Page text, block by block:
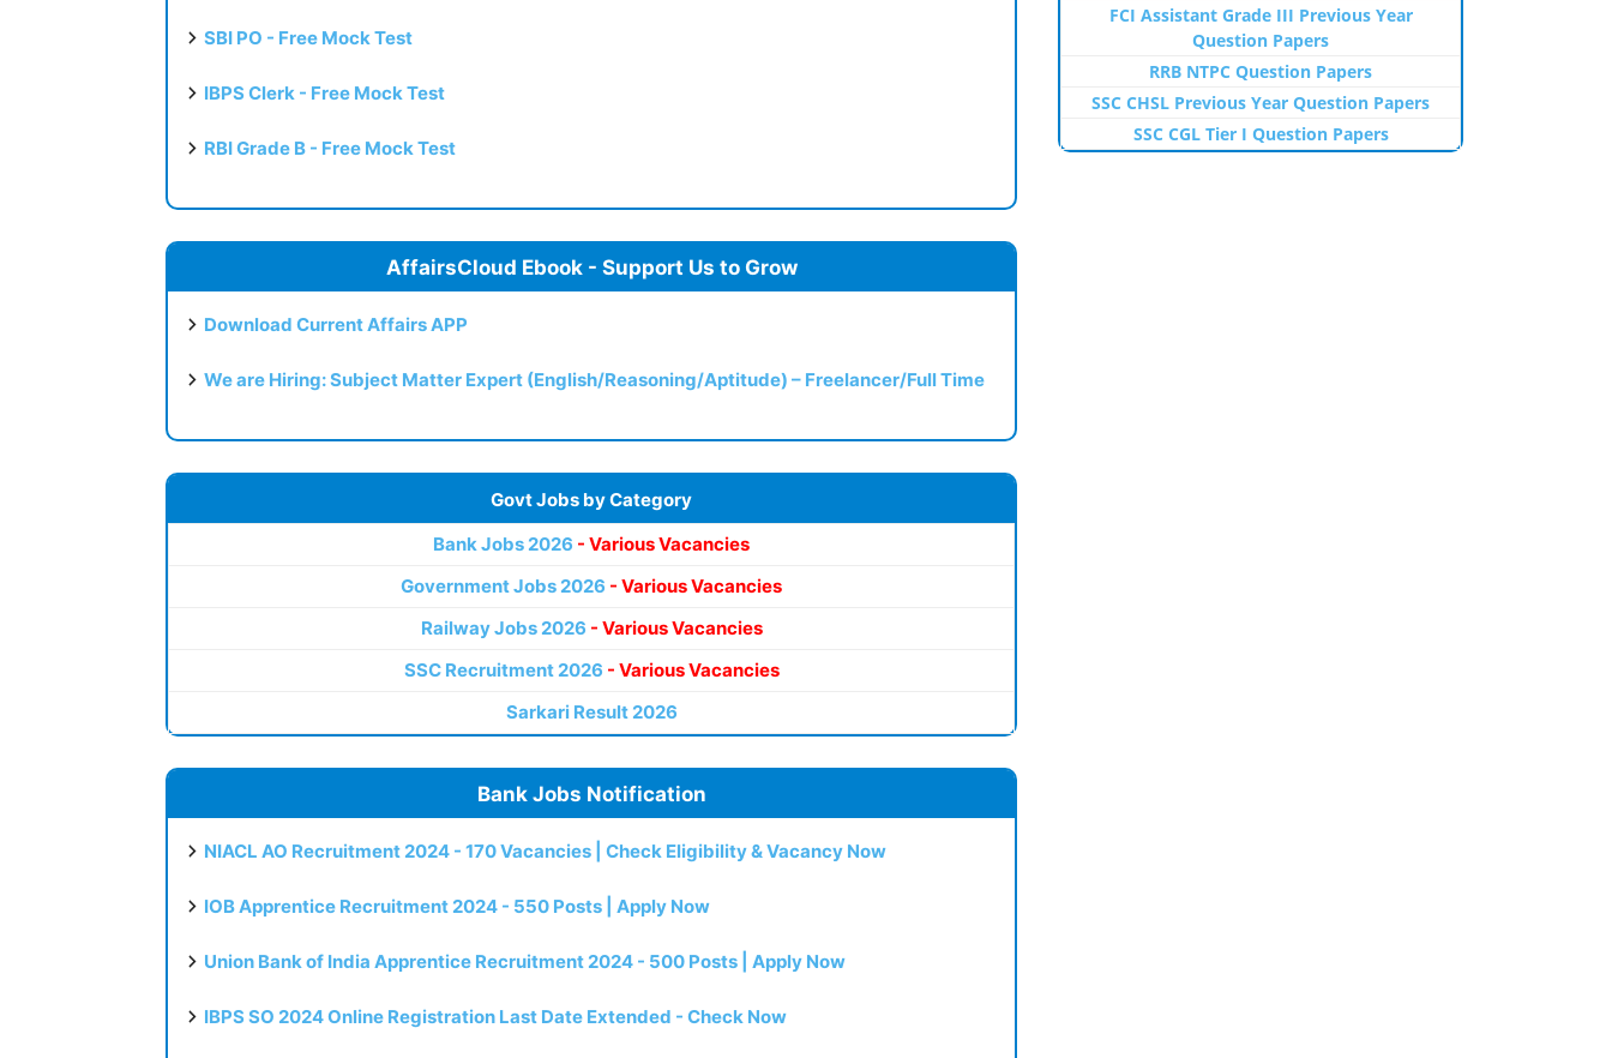
SBI PO - Free Mock Test
IBPS Clerk - Free Mock Test
RBI Grade B - Free Mock Test
AffairsCloud Ebook - Support Us to Grow
Download Current Affairs APP
We are Hiring: Subject Matter Expert (English/Reasoning/Aptitude) – Freelancer/Full Time
Govt Jobs by Category
Bank Jobs 2026 - Various Vacancies
Government Jobs 2026 - Various Vacancies
Railway Jobs 2026 - Various Vacancies
SSC Recruitment 2026 - Various Vacancies
Sarkari Result 2026
Bank Jobs Notification
NIACL AO Recruitment 2024 - 170 Vacancies | Check Eligibility & Vacancy Now
IOB Apprentice Recruitment 2024 - 550 Posts | Apply Now
Union Bank of India Apprentice Recruitment 2024 - 500 Posts | Apply Now
IBPS SO 2024 Online Registration Last Date Extended - Check Now
FCI Assistant Grade III Previous Year
Question Papers
RRB NTPC Question Papers
SSC CHSL Previous Year Question Papers
SSC CGL Tier I Question Papers